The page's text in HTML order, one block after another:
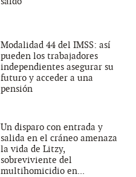
Modalidad 44 del IMSS: así
pueden los trabajadores
independientes asegurar su
futuro y acceder a una
pensión
Un disparo con entrada y
salida en el cráneo amenaza
la vida de Litzy,
sobreviviente del
multihomicidio en...